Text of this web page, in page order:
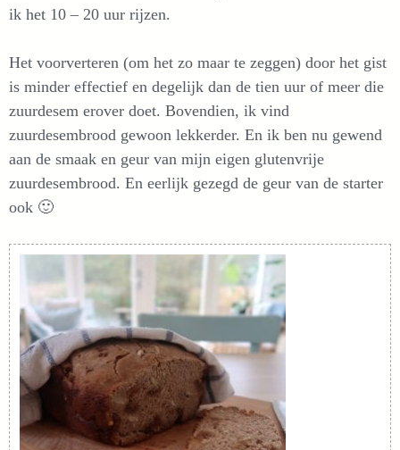
ik het 10 – 20 uur rijzen.
Het voorverteren (om het zo maar te zeggen) door het gist
is minder effectief en degelijk dan de tien uur of meer die
zuurdesem erover doet. Bovendien, ik vind
zuurdesembrood gewoon lekkerder. En ik ben nu gewend
aan de smaak en geur van mijn eigen glutenvrije
zuurdesembrood. En eerlijk gezegd de geur van de starter
ook 🙂